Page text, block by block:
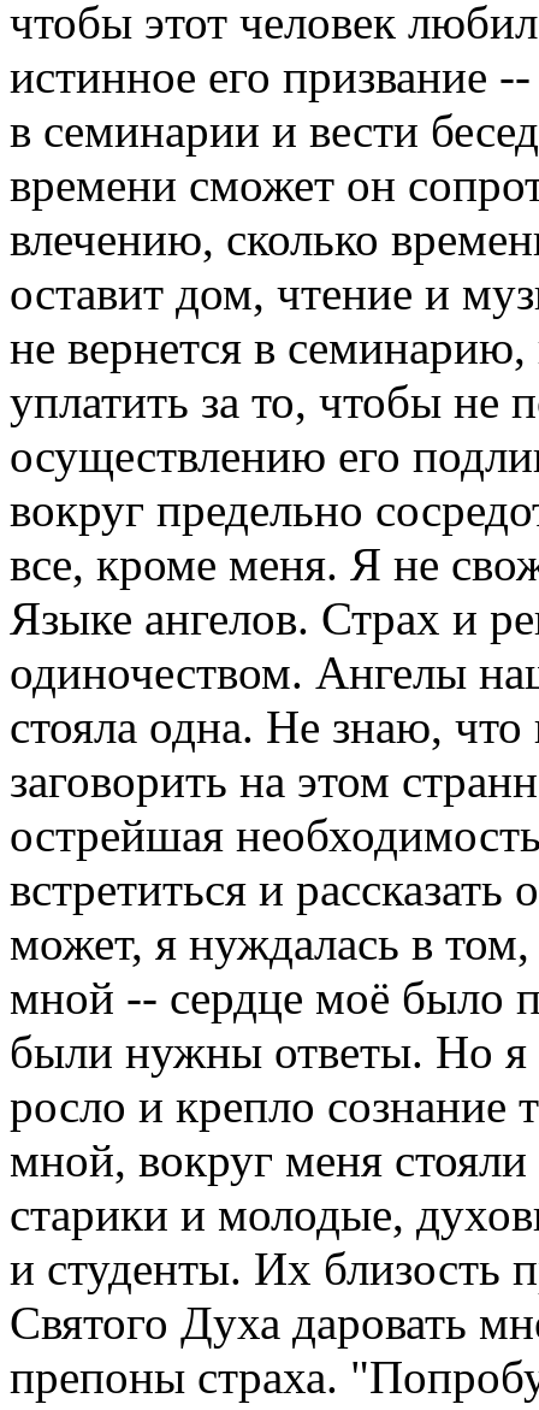
чтобы этот человек
истинное его призвание
в семинарии и вести
времени сможет он
влечению, сколько
оставит дом, чтение и
не вернется в
уплатить за то, чтобы не
осуществлению его
вокруг предельно
все, кроме меня. Я не
Языке ангелов. Страх и
одиночеством. Ангелы
стояла одна. Не знаю,
заговорить на этом
острейшая
встретиться и
может, я нуждалась в
мной -- сердце моё было
были нужны ответы. Но я
росло и крепло сознание
мной, вокруг меня
старики и молодые,
и студенты. Их близость
Святого Духа даровать
препоны страха.